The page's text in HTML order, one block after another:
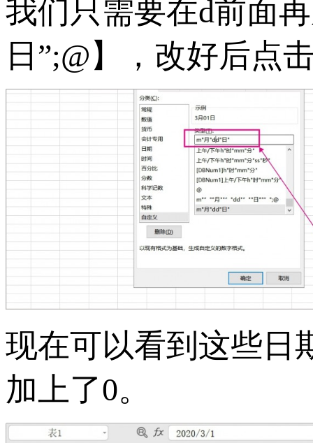
我们只需要在d前面
日”;@】，改好后点
现在可以看到这些日
加上了0。